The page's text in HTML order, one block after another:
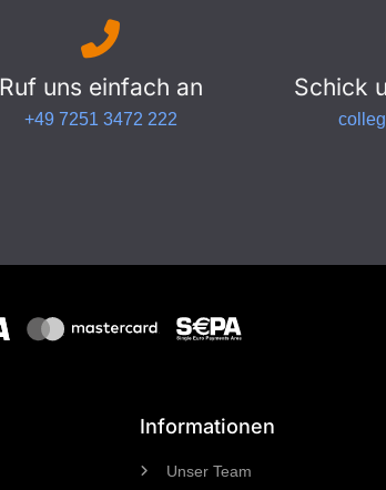
Ruf uns einfach an
+49 7251 3472 222
Schick
Informationen
Unser Team